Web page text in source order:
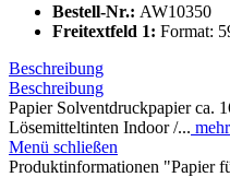
Bestell-Nr.: AW10350
Freitextfeld 1: Format:
Beschreibung
Beschreibung
Papier Solventdruckpapier ca.
Lösemitteltinten Indoor /... mehr
Menü schließen
Produktinformationen "Papier